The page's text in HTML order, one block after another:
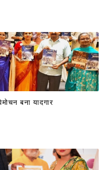
बना यादगार